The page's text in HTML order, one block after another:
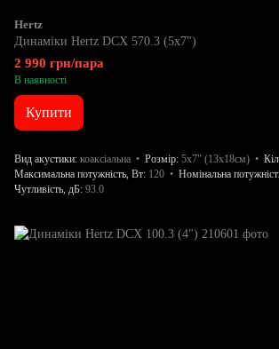
Hertz
Динаміки Hertz DCX 570.3 (5х7")
2 990 грн/пара
В наявності
Купити
Вид акустики коаксіальна Розмір 5x7" (13x18см)
Максимальна потужність, Вт 120 Номінальна
Чутливість, дБ 93.0